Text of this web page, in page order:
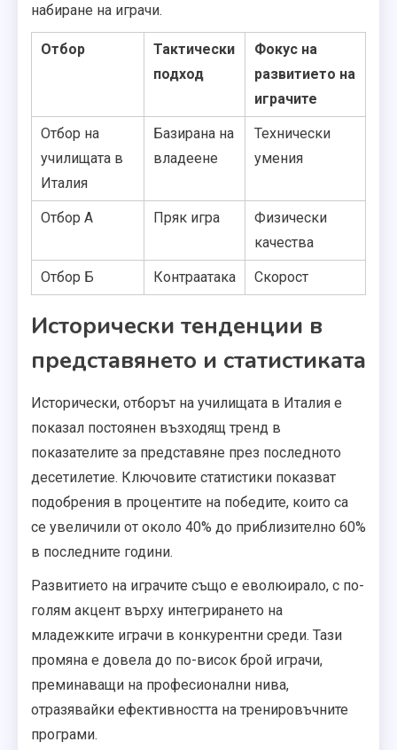
набиране на играчи.
Отбор
Тактически
подход
Фокус на
развитието на
играчите
Отбор на
училищата в
Италия
Базирана на
владеене
Технически
умения
Отбор А Пряк игра
Физически
качества
Отбор Б Контраатака Скорост
Исторически тенденции в
представянето и статистиката
Исторически, отборът на училищата в Италия е
показал постоянен възходящ тренд в
показателите за представяне през последното
десетилетие. Ключовите статистики показват
подобрения в процентите на победите, които са
се увеличили от около 40% до приблизително 60%
в последните години.
Развитието на играчите също е еволюирало, с по-
голям акцент върху интегрирането на
младежките играчи в конкурентни среди. Тази
промяна е довела до по-висок брой играчи,
преминаващи на професионални нива,
отразявайки ефективността на тренировъчните
програми.